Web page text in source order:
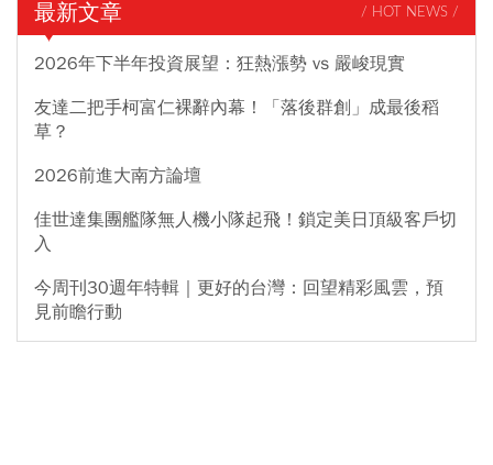
最新文章 / HOT NEWS /
2026年下半年投資展望：狂熱漲勢 vs 嚴峻現實
友達二把手柯富仁裸辭內幕！「落後群創」成最後稻
草？
2026前進大南方論壇
佳世達集團艦隊無人機小隊起飛！鎖定美日頂級客戶切
入
今周刊30週年特輯｜更好的台灣：回望精彩風雲，預
見前瞻行動